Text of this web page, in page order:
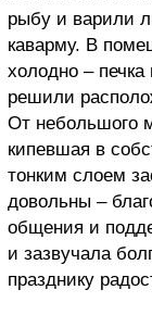
рыбу и варили
каварму. В
холодно – печка
решили
От небольшого
кипевшая в
тонким слоем
довольны –
общения и
и зазвучала
празднику